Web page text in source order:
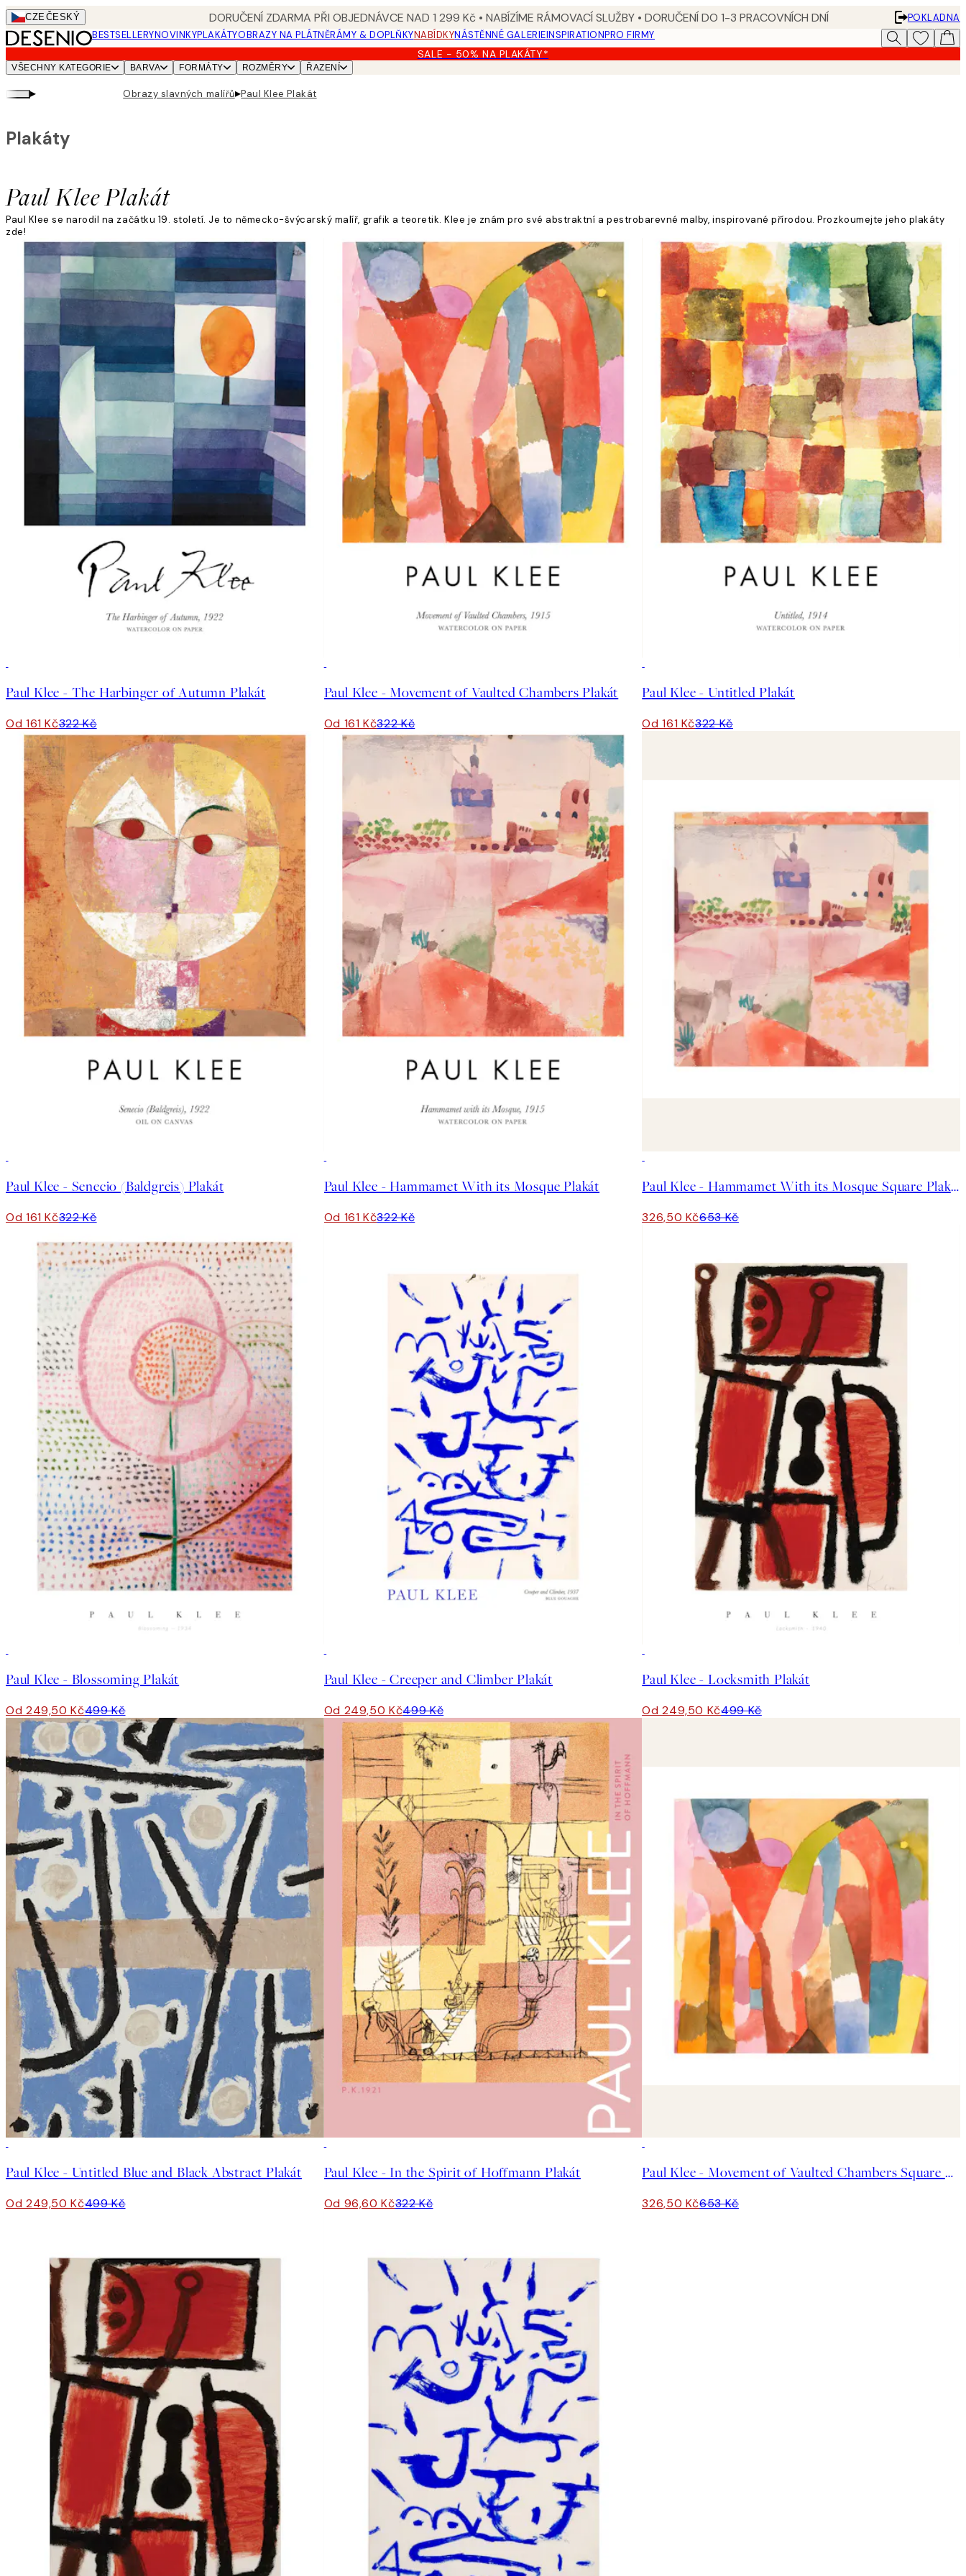
Skip
to
main
content.
CZEČESKÝ DORUČENÍ ZDARMA PŘI OBJEDNÁVCE NAD 1 299 Kč • NABÍZÍME RÁMOVACÍ SLUŽBY • DORUČENÍ DO 1-3 PRACOVNÍCH DNÍ
POKLADNA
BESTSELLERYNOVINKYPLAKÁTYOBRAZY NA PLÁTNĚRÁMY & DOPLŇKYNABÍDKYNÁSTĚNNÉ GALERIEINSPIRATIONPRO FIRMY
SALE - 50% NA PLAKÁTY*
VŠECHNY KATEGORIE BARVA FORMÁTY ROZMĚRY ŘAZENÍ
▸ Obrazy slavných malířů▸Paul Klee Plakát
Paul Klee Plakát
Plakáty
Paul Klee se narodil na začátku 19. století. Je to německo-švýcarský malíř, grafik a teoretik. Klee je znám pro své abstraktní a pestrobarevné malby, inspirované přírodou. Prozkoumejte jeho plakáty
zde!
Paul Klee - The Harbinger of Autumn Plakát
Od 161 Kč322 Kč
Paul Klee - Movement of Vaulted Chambers Plakát
Od 161 Kč322 Kč
Paul Klee - Untitled Plakát
Od 161 Kč322 Kč
Paul Klee - Senecio (Baldgreis) Plakát
Od 161 Kč322 Kč
Paul Klee - Hammamet With its Mosque Plakát
Od 161 Kč322 Kč
Paul Klee - Hammamet With its Mosque Square Plakát
326,50 Kč653 Kč
Paul Klee - Blossoming Plakát
Od 249,50 Kč499 Kč
Paul Klee - Creeper and Climber Plakát
Od 249,50 Kč499 Kč
Paul Klee - Locksmith Plakát
Od 249,50 Kč499 Kč
Paul Klee - Untitled Blue and Black Abstract Plakát
Od 249,50 Kč499 Kč
Paul Klee - In the Spirit of Hoffmann Plakát
Od 96,60 Kč322 Kč
Paul Klee - Movement of Vaulted Chambers Square Plakát
326,50 Kč653 Kč